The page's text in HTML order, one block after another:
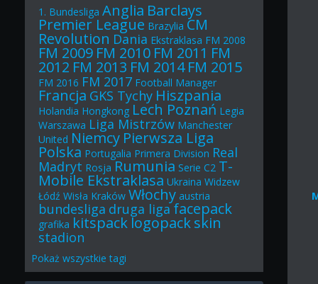
1. Bundesliga Anglia Barclays
Premier League Brazylia CM
Revolution Dania Ekstraklasa FM 2008
FM 2009 FM 2010 FM 2011 FM
2012 FM 2013 FM 2014 FM 2015
FM 2016 FM 2017 Football Manager
Francja GKS Tychy Hiszpania
Holandia Hongkong Lech Poznań Legia
Warszawa Liga Mistrzów Manchester
United Niemcy Pierwsza Liga
Polska Portugalia Primera Division Real
Madryt Rosja Rumunia Serie C2 T-
Mobile Ekstraklasa Ukraina Widzew
Łódź Wisła Kraków Włochy austria
bundesliga druga ligafacepack
grafika kitspacklogopackskin
stadion
Pokażwszystkie tagi